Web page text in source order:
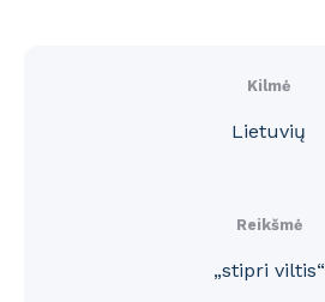
Kilmė
Lietuvių
Reikšmė
„stipri viltis“